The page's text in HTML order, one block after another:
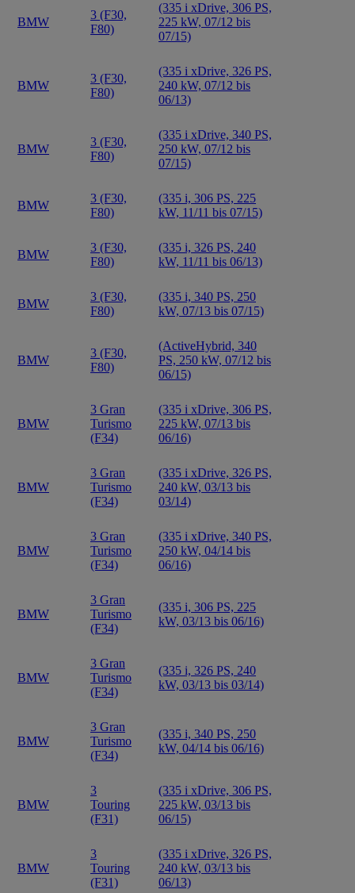
BMW
3 (F30,
F80)
(335 i xDrive, 306 PS,
225 kW, 07/12 bis
07/15)
BMW
3 (F30,
F80)
(335 i xDrive, 326 PS,
240 kW, 07/12 bis
06/13)
BMW
3 (F30,
F80)
(335 i xDrive, 340 PS,
250 kW, 07/12 bis
07/15)
BMW
3 (F30,
F80)
(335 i, 306 PS, 225
kW, 11/11 bis 07/15)
BMW
3 (F30,
F80)
(335 i, 326 PS, 240
kW, 11/11 bis 06/13)
BMW
3 (F30,
F80)
(335 i, 340 PS, 250
kW, 07/13 bis 07/15)
BMW
3 (F30,
F80)
(ActiveHybrid, 340
PS, 250 kW, 07/12 bis
06/15)
BMW
3 Gran
Turismo
(F34)
(335 i xDrive, 306 PS,
225 kW, 07/13 bis
06/16)
BMW
3 Gran
Turismo
(F34)
(335 i xDrive, 326 PS,
240 kW, 03/13 bis
03/14)
BMW
3 Gran
Turismo
(F34)
(335 i xDrive, 340 PS,
250 kW, 04/14 bis
06/16)
BMW
3 Gran
Turismo
(F34)
(335 i, 306 PS, 225
kW, 03/13 bis 06/16)
BMW
3 Gran
Turismo
(F34)
(335 i, 326 PS, 240
kW, 03/13 bis 03/14)
BMW
3 Gran
Turismo
(F34)
(335 i, 340 PS, 250
kW, 04/14 bis 06/16)
BMW
3
Touring
(F31)
(335 i xDrive, 306 PS,
225 kW, 03/13 bis
06/15)
BMW
3
Touring
(F31)
(335 i xDrive, 326 PS,
240 kW, 03/13 bis
06/13)